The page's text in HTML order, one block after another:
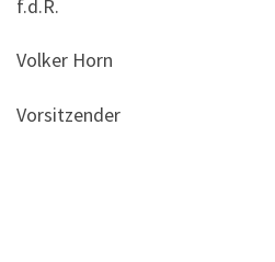
f.d.R.
Volker Horn
Vorsitzender